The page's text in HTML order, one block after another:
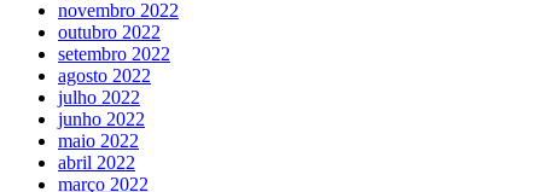
novembro 2022
outubro 2022
setembro 2022
agosto 2022
julho 2022
junho 2022
maio 2022
abril 2022
março 2022